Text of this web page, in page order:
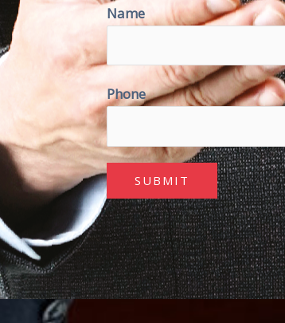
Name
Phone
SUBMIT